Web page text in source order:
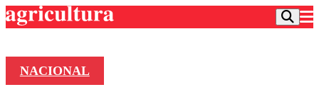
NACIONAL